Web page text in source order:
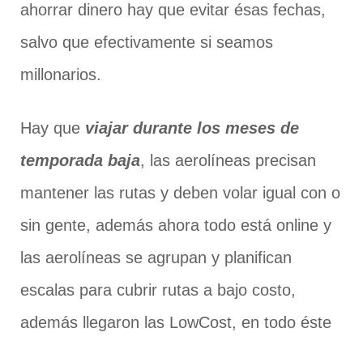
ahorrar dinero hay que evitar ésas fechas,
salvo que efectivamente si seamos
millonarios.
Hay que viajar durante los meses de
temporada baja, las aerolíneas precisan
mantener las rutas y deben volar igual con o
sin gente, además ahora todo está online y
las aerolíneas se agrupan y planifican
escalas para cubrir rutas a bajo costo,
además llegaron las LowCost, en todo éste